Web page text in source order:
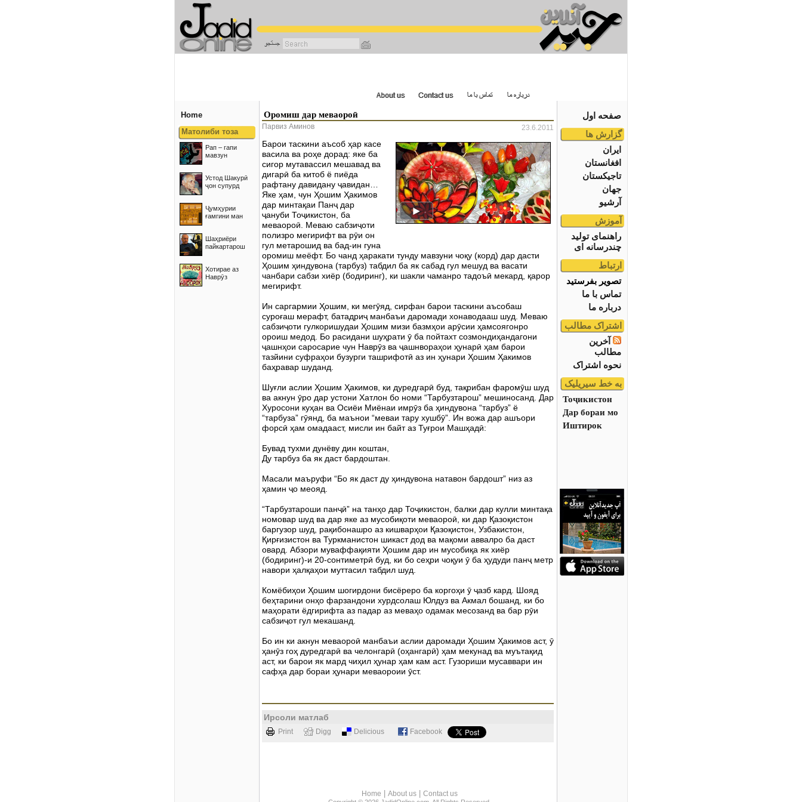
صفحه اول
گزارش ها
ایران
افغانستان
تاجیکستان
جهان
آرشیو
آموزش
راهنمای تولید
چندرسانه ای
ارتباط
تصویر بفرستید
تماس با ما
درباره ما
اشتراک مطالب
آخرین
مطالب
نحوه اشتراک
به خط سیریلیک
Тоҷикистон
Дар бораи мо
Иштирок
Home
Матолиби тоза
Рап – гапи
мавзун
Устод Шакурӣ
ҷон супурд
Ҷумҳурии
ғамгини ман
Шаҳриёри
пайкартарош
Хотирае аз
Наврӯз
Оромиш дар меваороӣ
23.6.2011
Парвиз Аминов
Барои таскини аъсоб ҳар касе
васила ва роҳе дорад: яке ба
сигор мутавассил мешавад ва
дигарӣ ба китоб ё пиёда
рафтану давидану ҷавидан…
Яке ҳам, чун Ҳошим Ҳакимов
дар минтақаи Панҷ дар
ҷануби Тоҷикистон, ба
меваороӣ. Меваю сабзиҷоти
полизро мегирифт ва рӯи он
гул метарошид ва бад-ин гуна
оромиш меёфт. Бо чанд ҳаракати тунду мавзуни чоқу (корд) дар дасти
Ҳошим ҳиндувона (тарбуз) табдил ба як сабад гул мешуд ва васати
чанбари сабзи хиёр (бодиринг), ки шакли чаманро тадоъӣ мекард, қарор
мегирифт.
Ин саргармии Ҳошим, ки мегӯяд, сирфан барои таскини аъсобаш
суроғаш мерафт, батадриҷ манбаъи даромади хонаводааш шуд. Меваю
сабзиҷоти гулкоришудаи Ҳошим мизи базмҳои арӯсии ҳамсоягонро
ороиш медод. Бо расидани шуҳрати ӯ ба пойтахт созмондиҳандагони
ҷашнҳои саросарие чун Наврӯз ва ҷашнвораҳои ҳунарӣ ҳам барои
тазйини суфраҳои бузурги ташрифотӣ аз ин ҳунари Ҳошим Ҳакимов
баҳравар шуданд.
Шуғли аслии Ҳошим Ҳакимов, ки дуредгарӣ буд, тақрибан фаромӯш шуд
ва акнун ӯро дар устони Хатлон бо номи “Тарбузтарош” мешиносанд. Дар
Хуросони куҳан ва Осиёи Миёнаи имрӯз ба ҳиндувона “тарбуз” ё
“тарбуза” гӯянд, ба маънои “меваи тару хушбӯ”. Ин вожа дар ашъори
форсӣ ҳам омадааст, мисли ин байт аз Туғрои Машҳадӣ:
Бувад тухми дунёву дин коштан,
Ду тарбуз ба як даст бардоштан.
Масали маъруфи “Бо як даст ду ҳиндувона натавон бардошт” низ аз
ҳамин ҷо меояд.
“Тарбузтароши панҷӣ” на танҳо дар Тоҷикистон, балки дар кулли минтақа
номовар шуд ва дар яке аз мусобиқоти меваороӣ, ки дар Қазоқистон
баргузор шуд, рақибонашро аз кишварҳои Қазоқистон, Узбакистон,
Қирғизистон ва Туркманистон шикаст дод ва мақоми аввалро ба даст
овард. Абзори муваффақияти Ҳошим дар ин мусобиқа як хиёр
(бодиринг)-и 20-сонтиметрӣ буд, ки бо сеҳри чоқуи ӯ ба ҳудуди панҷ метр
навори ҳалқаҳои муттасил табдил шуд.
Комёбиҳои Ҳошим шогирдони бисёреро ба коргоҳи ӯ ҷазб кард. Шояд
беҳтарини онҳо фарзандони хурдсолаш Юлдуз ва Акмал бошанд, ки бо
маҳорати ёдгирифта аз падар аз меваҳо одамак месозанд ва бар рӯи
сабзиҷот гул мекашанд.
Бо ин ки акнун меваороӣ манбаъи аслии даромади Ҳошим Ҳакимов аст, ӯ
ҳанӯз гоҳ дуредгарӣ ва челонгарӣ (оҳангарӣ) ҳам мекунад ва муътақид
аст, ки барои як мард чиҳил ҳунар ҳам кам аст. Гузориши мусаввари ин
сафҳа дар бораи ҳунари меваороии ӯст.
Ирсоли матлаб
Print Digg Delicious Facebook
Home | About us | Contact us